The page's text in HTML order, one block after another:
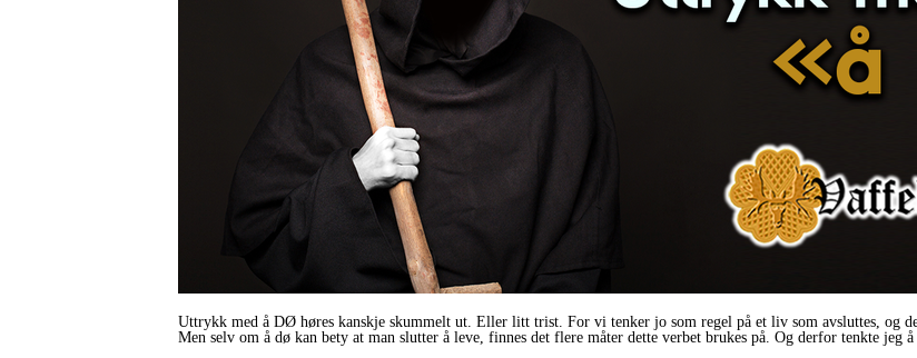
Uttrykk med å DØ høres kanskje skummelt ut. Eller litt trist. For vi tenker jo som regel på et liv som avsluttes, og
Men selv om å dø kan bety at man slutter å leve, finnes det flere måter dette verbet brukes på. Og derfor tenkte